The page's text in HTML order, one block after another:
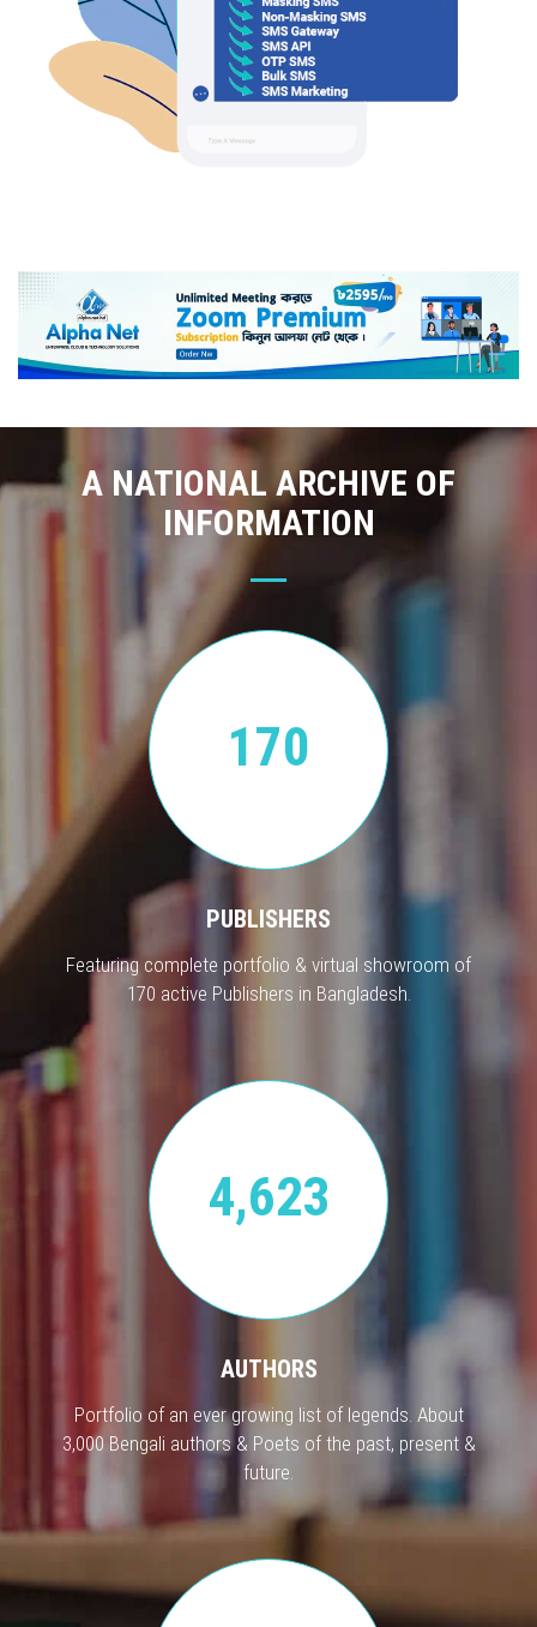
A NATIONAL ARCHIVE OF
INFORMATION
170
PUBLISHERS
Featuring complete portfolio & virtual showroom of
170 active Publishers in Bangladesh.
4,623
AUTHORS
Portfolio of an ever growing list of legends. About
3,000 Bengali authors & Poets of the past, present &
future.